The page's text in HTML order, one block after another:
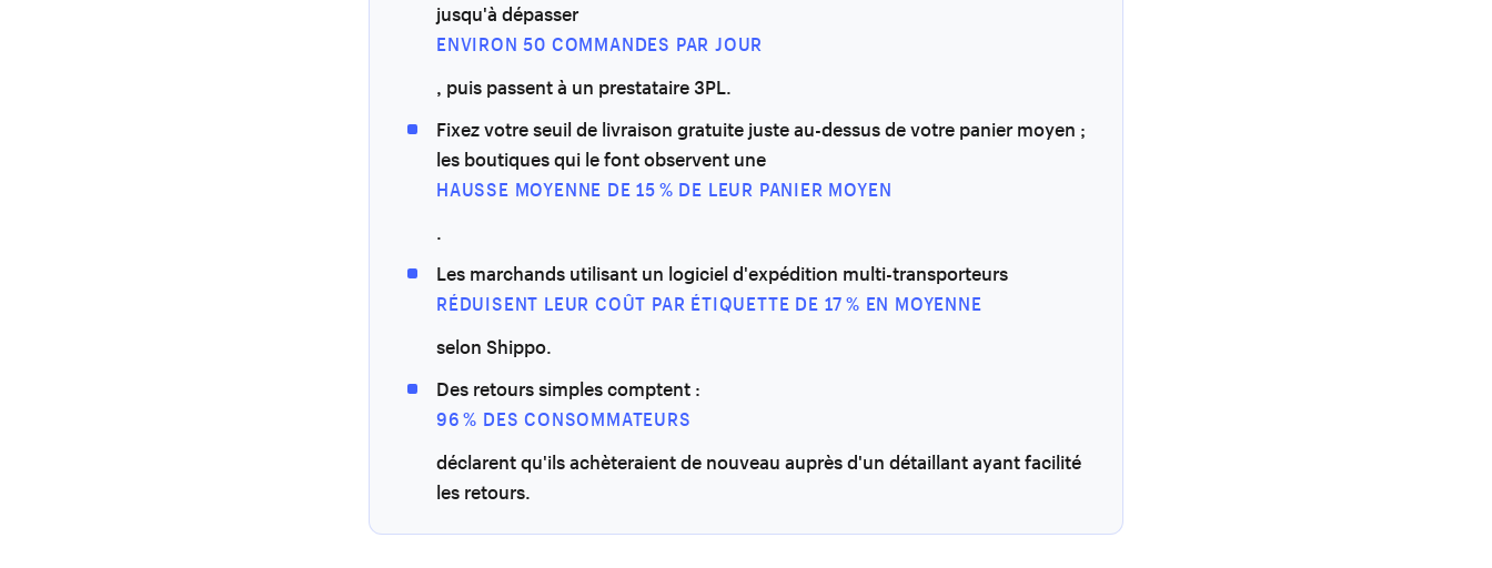
jusqu'à dépasser
ENVIRON 50 COMMANDES PAR JOUR
, puis passent à un prestataire 3PL.
Fixez votre seuil de livraison gratuite juste au-dessus de votre panier moyen ;
les boutiques qui le font observent une
HAUSSE MOYENNE DE 15 % DE LEUR PANIER MOYEN
.
Les marchands utilisant un logiciel d'expédition multi-transporteurs
RÉDUISENT LEUR COÛT PAR ÉTIQUETTE DE 17 % EN MOYENNE
selon Shippo.
Des retours simples comptent :
96 % DES CONSOMMATEURS
déclarent qu'ils achèteraient de nouveau auprès d'un détaillant ayant facilité
les retours.